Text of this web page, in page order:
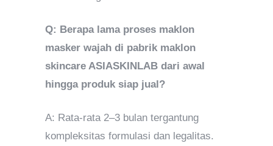
Q: Berapa lama proses maklon
masker wajah di pabrik maklon
skincare ASIASKINLAB dari awal
hingga produk siap jual?
A: Rata-rata 2–3 bulan tergantung
kompleksitas formulasi dan legalitas.